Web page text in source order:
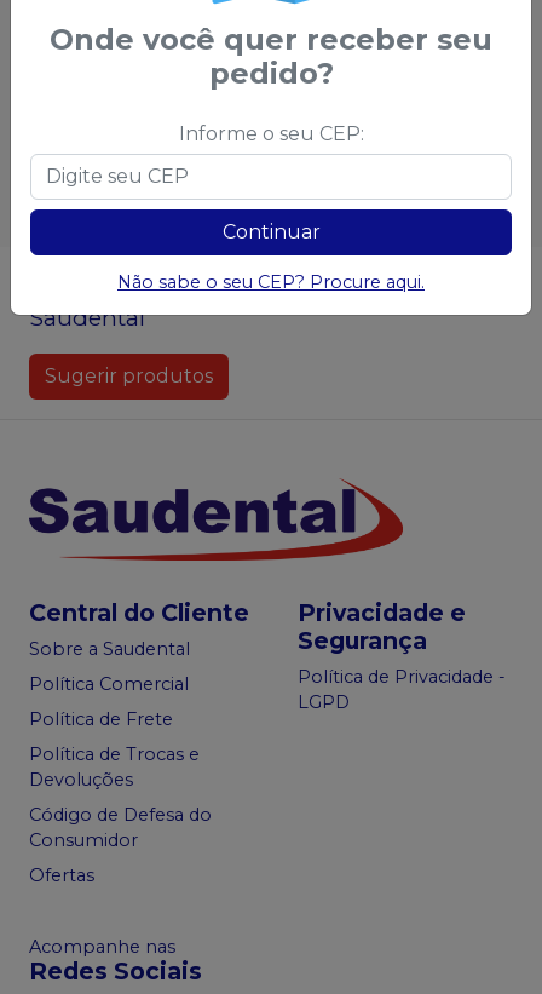
Ver opções
Qtd
Ver opções
Não achou algum produto? Sugira para a
Saudental
Sugerir produtos
Central do Cliente
Sobre a Saudental
Política Comercial
Política de Frete
Política de Trocas e
Devoluções
Código de Defesa do
Consumidor
Ofertas
Privacidade e
Segurança
Política de Privacidade -
LGPD
Acompanhe nas
Redes Sociais
Onde você quer receber seu
pedido?
Informe o seu CEP:
Continuar
Não sabe o seu CEP? Procure aqui.